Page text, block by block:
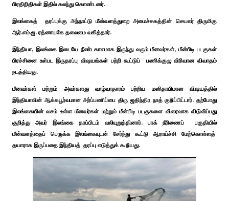
பிரதிநிதிகள் இதில் கலந்து கொண்டனர்.
இலங்கைத் தரப்புக்கு அந்நாட்டு மீன்வளத்துறை அமைச்சகத்தின் செயலர் திருமிகு
ஆர்.எம்.ஐ. ரத்னாயகே தலைமை வகித்தார்.
இந்தியா, இலங்கை இடையே நீண்டகாலமாக இருந்து வரும் மீனவர்கள், மீன்பிடி படகுகள்
பிரச்சினை உள்பட இருதரப்பு விஷயங்கள் பற்றி கூட்டுப் பணிக்குழு விரிவான விவாதம்
நடத்தியது.
மீனவர்கள் மற்றும் அவர்களது வாழ்வாதாரம் பற்றிய மனிதாபிமான விஷயத்தில்
இந்தியாவின் ஆக்கபூர்வமான அர்ப்பணிப்பை திரு ஜதிந்திர நாத் குறிப்பிட்டார். தற்போது
இலங்கையின் வசம் உள்ள மீனவர்கள் மற்றும் மீன்பிடி படகுகளை விரைவாக விடுவிப்பது
குறித்து அவர் இலங்கை தரப்பிடம் வலியுறுத்தினார். பாக் நீரிணைப் பகுதியில்
மீன்வளத்தைப் பெருக்க இலங்கையுடன் சேர்ந்து கூட்டு ஆராய்ச்சி மேற்கொள்ளத்
தயாராக இருப்பதை இந்தியத் தரப்பு எடுத்துக் கூறியது.